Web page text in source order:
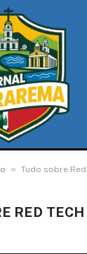
» Tudo sobre
RED